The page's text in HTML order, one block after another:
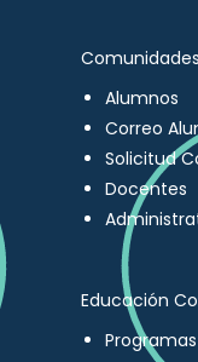
Comunidades
Alumnos
Correo
Solicitud
Docentes
Educación